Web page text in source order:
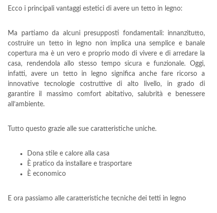
Ecco i principali vantaggi estetici di avere un tetto in legno:
Ma partiamo da alcuni presupposti fondamentali: innanzitutto,
costruire un tetto in legno non implica una semplice e banale
copertura ma è un vero e proprio modo di vivere e di arredare la
casa, rendendola allo stesso tempo sicura e funzionale. Oggi,
infatti, avere un tetto in legno significa anche fare ricorso a
innovative tecnologie costruttive di alto livello, in grado di
garantire il massimo comfort abitativo, salubrità e benessere
all’ambiente.
Tutto questo grazie alle sue caratteristiche uniche.
Dona stile e calore alla casa
È pratico da installare e trasportare
È economico
E ora passiamo alle caratteristiche tecniche dei tetti in legno